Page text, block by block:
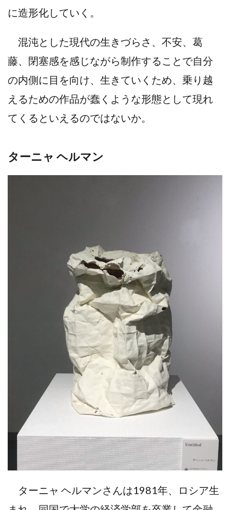
に造形化していく。
混沌とした現代の生きづらさ、不安、葛
藤、閉塞感を感じながら制作することで自分
の内側に目を向け、生きていくため、乗り越
えるための作品が蠢くような形態として現れ
てくるといえるのではないか。
ターニャ ヘルマン
ターニャ ヘルマンさんは1981年、ロシア生